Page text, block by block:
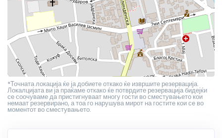
*Точната локација ќе ја добиете откако ќе извршите резервација.
Локалцијата ви ја праќаме откако ќе потврдите резервација бидејќи
се соочуваме да пристигнуваат многу гости во сместувањето кои
немаат резервирано, а тоа го нарушува мирот на гостите кои се во
моментот во сместувањето.